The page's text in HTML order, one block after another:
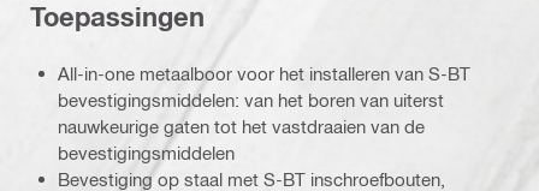
Toepassingen
All-in-one metaalboor voor het installeren van S-BT
bevestigingsmiddelen: van het boren van uiterst
nauwkeurige gaten tot het vastdraaien van de
bevestigingsmiddelen
Bevestiging op staal met S-BT inschroefbouten,